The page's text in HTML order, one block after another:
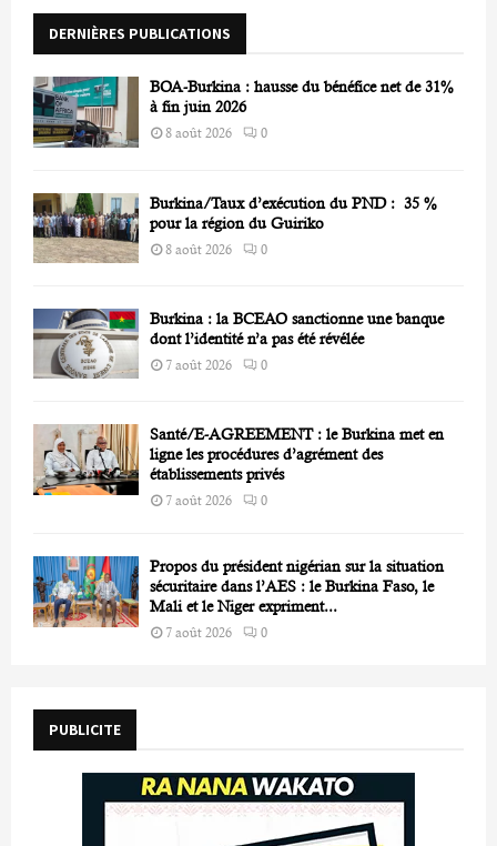
r
DERNIÈRES PUBLICATIONS
BOA-Burkina : hausse du bénéfice net de 31%
à fin juin 2026
8 août 2026 0
Burkina/Taux d’exécution du PND : 35 %
pour la région du Guiriko
8 août 2026 0
Burkina : la BCEAO sanctionne une banque
dont l’identité n’a pas été révélée
7 août 2026 0
Santé/E-AGREEMENT : le Burkina met en
ligne les procédures d’agrément des
établissements privés
7 août 2026 0
Propos du président nigérian sur la situation
sécuritaire dans l’AES : le Burkina Faso, le
Mali et le Niger expriment...
7 août 2026 0
PUBLICITE